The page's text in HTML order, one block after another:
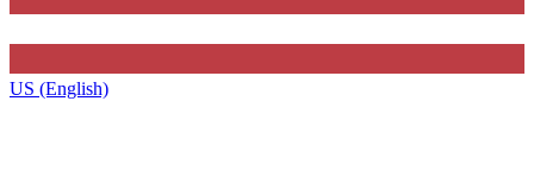
US (English)